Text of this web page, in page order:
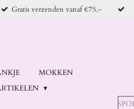
Gratis verzenden vanaf €75,-
MOKKEN